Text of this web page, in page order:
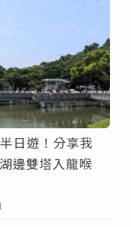
日遊！分享我
邊雙塔入龍喉